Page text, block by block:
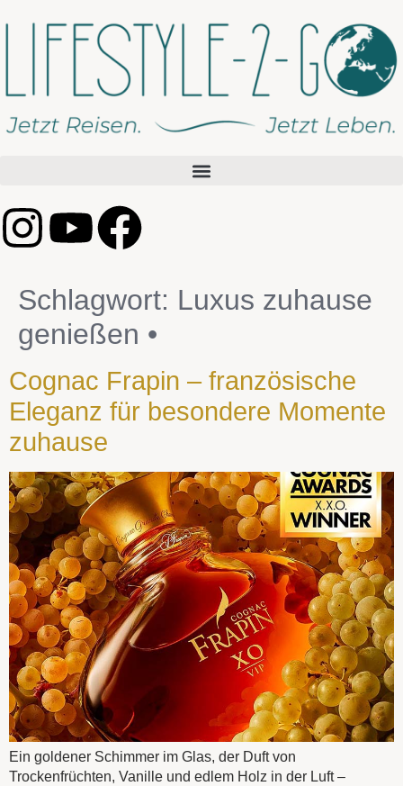
Schlagwort: Luxus zuhause
genießen •
Cognac Frapin – französische
Eleganz für besondere Momente
zuhause
Ein goldener Schimmer im Glas, der Duft von
Trockenfrüchten, Vanille und edlem Holz in der Luft –